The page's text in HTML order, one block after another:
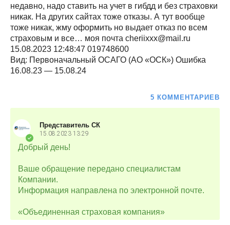
недавно, надо ставить на учет в гибдд и без страховки
никак. На других сайтах тоже отказы. А тут вообще
тоже никак, жму оформить но выдает отказ по всем
страховым и все… моя почта cheriixxx@mail.ru
15.08.2023 12:48:47 019748600
Вид: Первоначальный ОСАГО (АО «ОСК») Ошибка
16.08.23 — 15.08.24
5 КОММЕНТАРИЕВ
Представитель СК
15.08.2023 13:29
Добрый день!
Ваше обращение передано специалистам
Компании.
Информация направлена по электронной почте.
«Объединенная страховая компания»